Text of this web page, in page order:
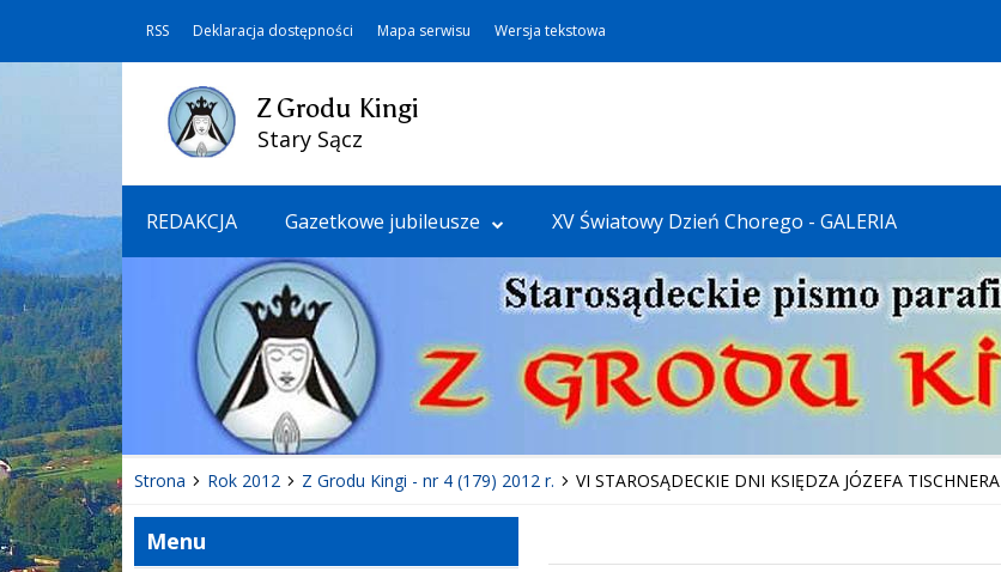
RSS Deklaracja dostępności Mapa serwisu Wersja tekstowa
Z Grodu Kingi
Stary Sącz
REDAKCJA Gazetkowe jubileusze XV Światowy Dzień Chorego - GALERIA
Strona Rok 2012 Z Grodu Kingi - nr 4 (179) 2012 r. VI STAROSĄDECKIE DNI KSIĘDZA JÓZEFA TISCHNERA
Menu